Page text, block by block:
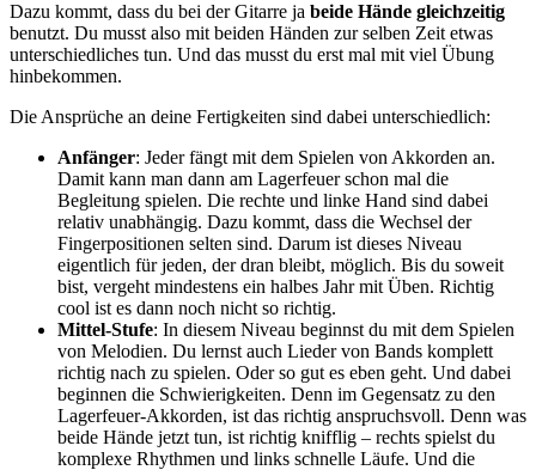
Dazu kommt, dass du bei der Gitarre ja beide Hände gleichzeitig
benutzt. Du musst also mit beiden Händen zur selben Zeit etwas
unterschiedliches tun. Und das musst du erst mal mit viel Übung
hinbekommen.
Die Ansprüche an deine Fertigkeiten sind dabei unterschiedlich:
Anfänger: Jeder fängt mit dem Spielen von Akkorden an.
Damit kann man dann am Lagerfeuer schon mal die
Begleitung spielen. Die rechte und linke Hand sind dabei
relativ unabhängig. Dazu kommt, dass die Wechsel der
Fingerpositionen selten sind. Darum ist dieses Niveau
eigentlich für jeden, der dran bleibt, möglich. Bis du soweit
bist, vergeht mindestens ein halbes Jahr mit Üben. Richtig
cool ist es dann noch nicht so richtig.
Mittel-Stufe: In diesem Niveau beginnst du mit dem Spielen
von Melodien. Du lernst auch Lieder von Bands komplett
richtig nach zu spielen. Oder so gut es eben geht. Und dabei
beginnen die Schwierigkeiten. Denn im Gegensatz zu den
Lagerfeuer-Akkorden, ist das richtig anspruchsvoll. Denn was
beide Hände jetzt tun, ist richtig knifflig – rechts spielst du
komplexe Rhythmen und links schnelle Läufe. Und die